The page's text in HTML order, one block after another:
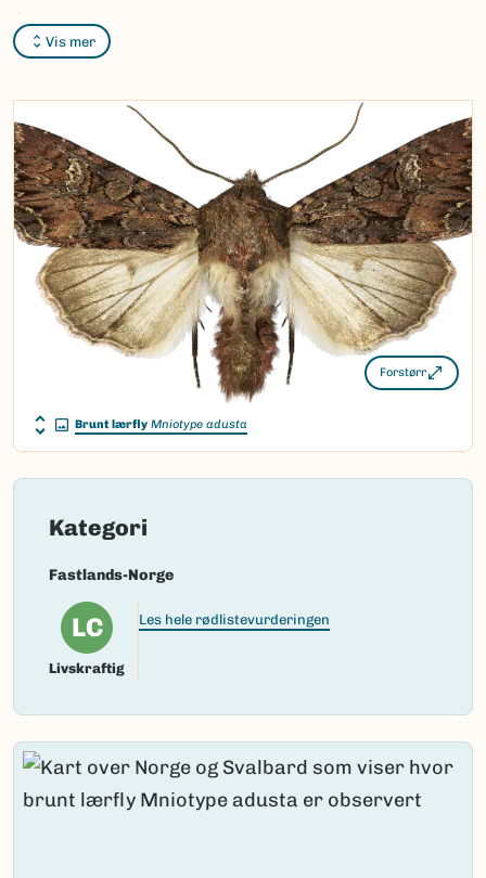
Vis mer
Synonymer:
Bokmål:brunt lærfly
Nynorsk:brunt lêrfly
Nordsamisk/Davvisámegiella:
Vitenskapelig navn ID:47603
Takson ID:30826
Gå til Nortaxa for flere detaljer
(Ekstern lenke)
Forstørr
Brunt lærfly Mniotype adusta
Kategori
Fastlands-Norge
LC
Livskraftig
Les hele rødlistevurderingen